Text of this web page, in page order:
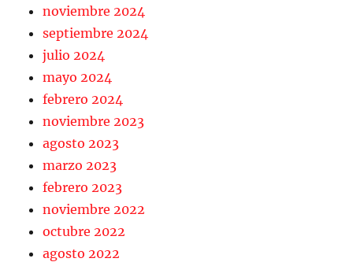
noviembre 2024
septiembre 2024
julio 2024
mayo 2024
febrero 2024
noviembre 2023
agosto 2023
marzo 2023
febrero 2023
noviembre 2022
octubre 2022
agosto 2022